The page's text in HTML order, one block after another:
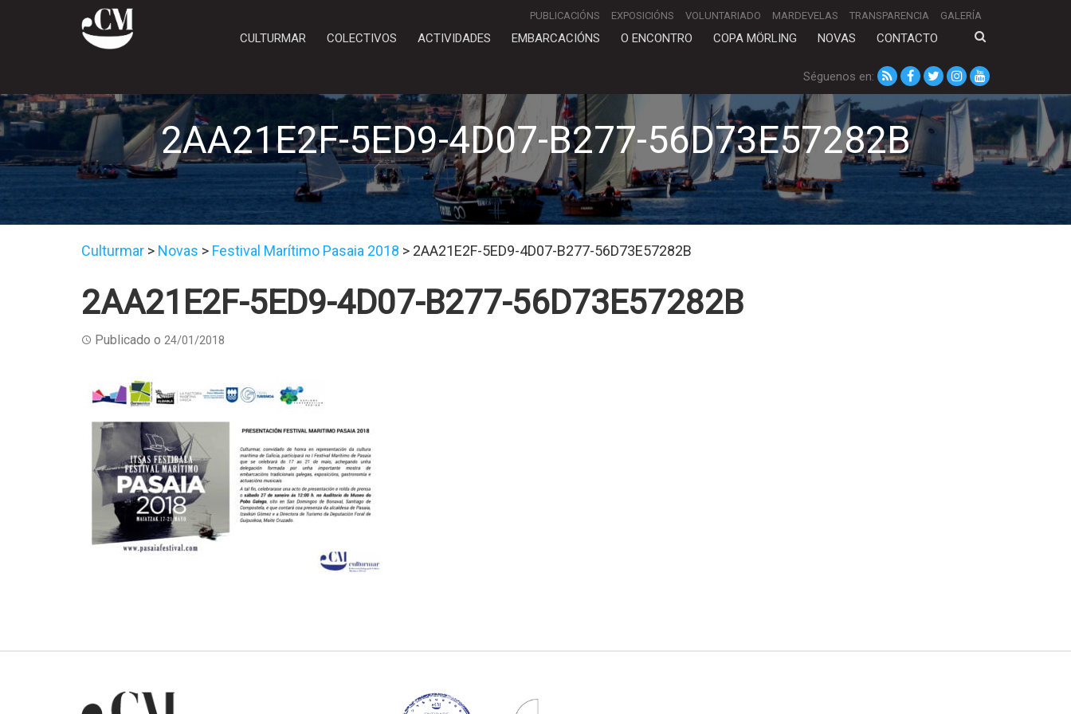
PUBLICACIÓNS EXPOSICIÓNS VOLUNTARIADO MARDEVELAS TRANSPARENCIA GALERÍA
CULTURMAR COLECTIVOS ACTIVIDADES EMBARCACIÓNS O ENCONTRO COPA MÖRLING NOVAS CONTACTO
Séguenos en:
2AA21E2F-5ED9-4D07-B277-56D73E57282B
Culturmar > Novas > Festival Marítimo Pasaia 2018 > 2AA21E2F-5ED9-4D07-B277-56D73E57282B
2AA21E2F-5ED9-4D07-B277-56D73E57282B
Publicado o 24/01/2018